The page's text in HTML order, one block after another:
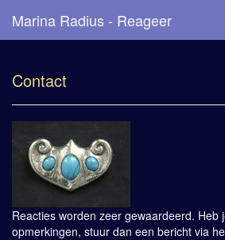
Marina Radius - Reageer
Contact
Reacties worden zeer gewaardeerd. Heb
opmerkingen, stuur dan een bericht via